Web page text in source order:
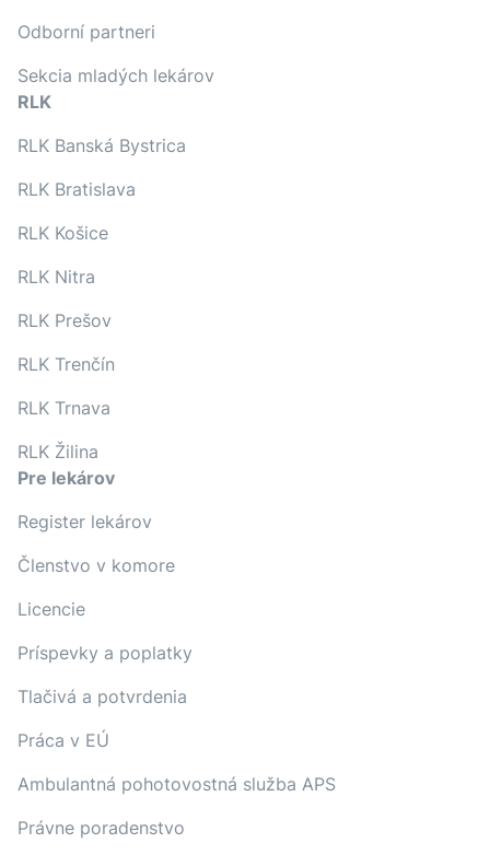
Odborní partneri
Sekcia mladých lekárov
RLK
RLK Banská Bystrica
RLK Bratislava
RLK Košice
RLK Nitra
RLK Prešov
RLK Trenčín
RLK Trnava
RLK Žilina
Pre lekárov
Register lekárov
Členstvo v komore
Licencie
Príspevky a poplatky
Tlačivá a potvrdenia
Práca v EÚ
Ambulantná pohotovostná služba APS
Právne poradenstvo